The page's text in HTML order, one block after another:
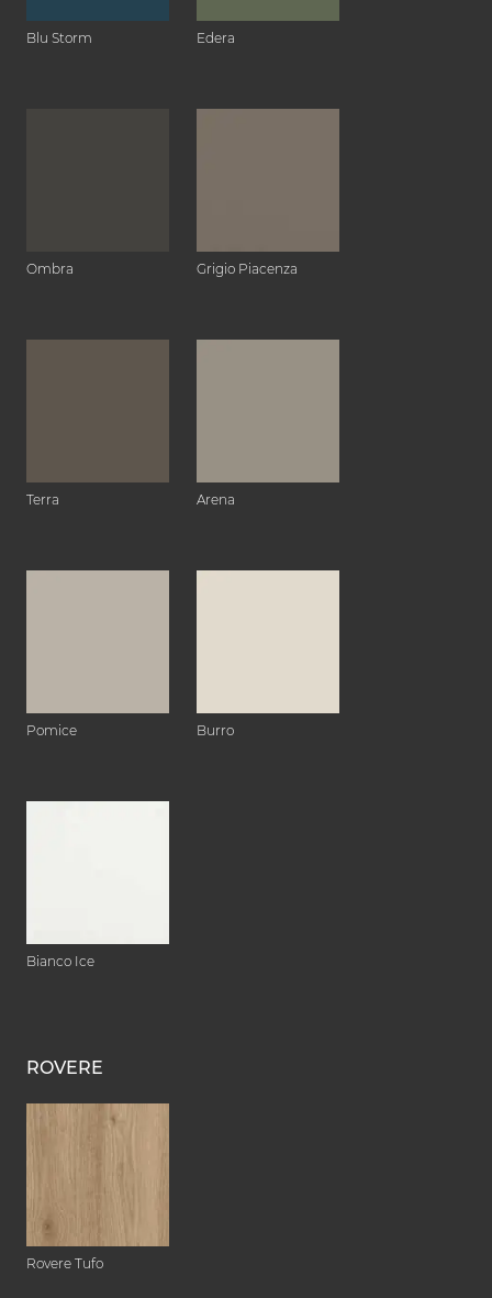
Blu Storm Edera
Ombra Grigio Piacenza
Terra Arena
Pomice Burro
Bianco Ice
ROVERE
Rovere Tufo